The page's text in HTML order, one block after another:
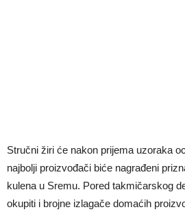
Stručni žiri će nakon prijema uzoraka
najbolji proizvođači biće nagrađeni
kulena u Sremu. Pored takmičarskog
okupiti i brojne izlagače domaćih